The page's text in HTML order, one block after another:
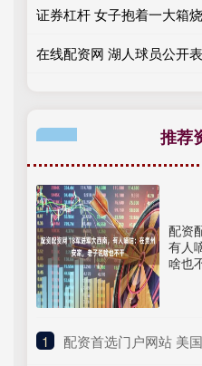
推荐
配资
有人
啥也
1 配资首选门户网站 美